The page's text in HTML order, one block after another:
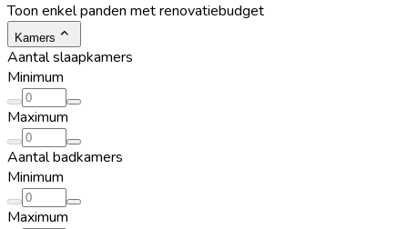
Toon enkel panden met renovatiebudget
Kamers
Aantal slaapkamers
Minimum
Maximum
Aantal badkamers
Minimum
Maximum